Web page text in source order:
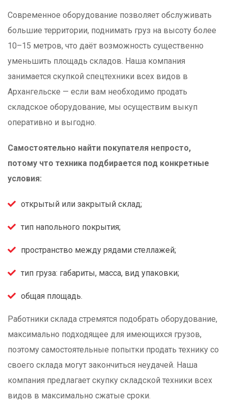
Современное оборудование позволяет обслуживать
большие территории, поднимать груз на высоту более
10–15 метров, что даёт возможность существенно
уменьшить площадь складов. Наша компания
занимается скупкой спецтехники всех видов в
Архангельске — если вам необходимо продать
складское оборудование, мы осуществим выкуп
оперативно и выгодно.
Самостоятельно найти покупателя непросто,
потому что техника подбирается под конкретные
условия:
открытый или закрытый склад;
тип напольного покрытия;
пространство между рядами стеллажей;
тип груза: габариты, масса, вид упаковки;
общая площадь.
Работники склада стремятся подобрать оборудование,
максимально подходящее для имеющихся грузов,
поэтому самостоятельные попытки продать технику со
своего склада могут закончиться неудачей. Наша
компания предлагает скупку складской техники всех
видов в максимально сжатые сроки.